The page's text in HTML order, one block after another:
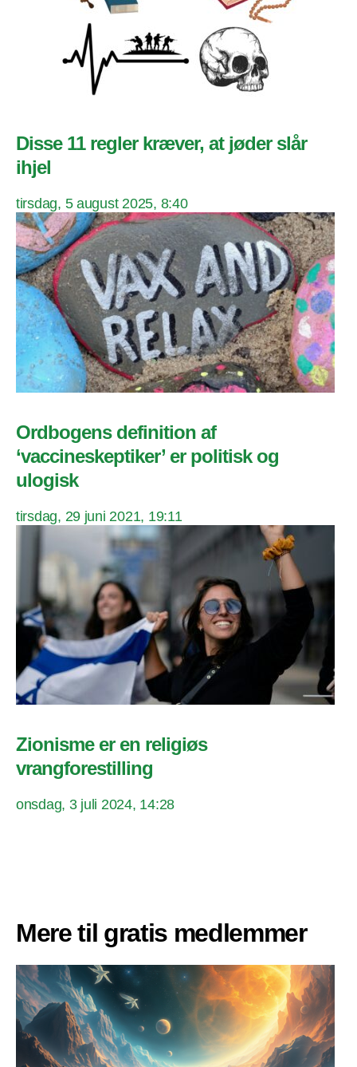
Disse 11 regler kræver, at jøder slår
ihjel
tirsdag, 5 august 2025, 8:40
Ordbogens definition af
‘vaccineskeptiker’ er politisk og
ulogisk
tirsdag, 29 juni 2021, 19:11
Zionisme er en religiøs
vrangforestilling
onsdag, 3 juli 2024, 14:28
Mere til gratis medlemmer